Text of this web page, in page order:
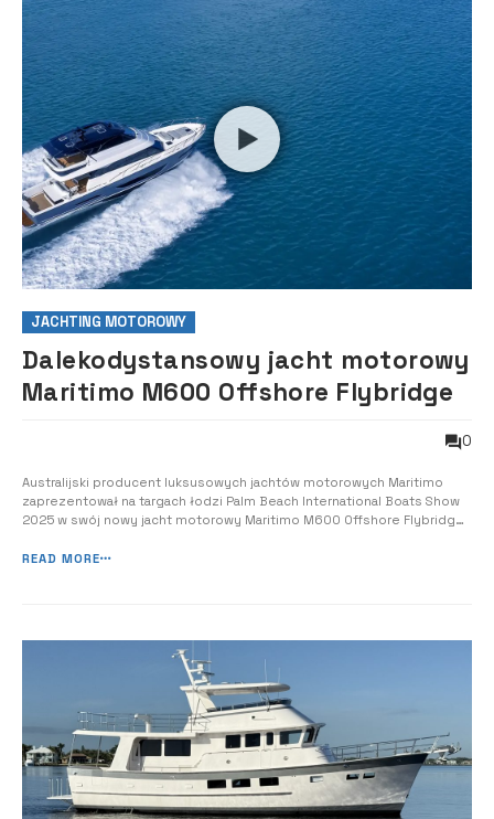
JACHTING MOTOROWY
Dalekodystansowy jacht motorowy
Maritimo M600 Offshore Flybridge
0
Australijski producent luksusowych jachtów motorowych Maritimo
zaprezentował na targach łodzi Palm Beach International Boats Show
2025 w swój nowy jacht motorowy Maritimo M600 Offshore Flybridge.
żeglarstwo dalekodystansowe wprowadzając na rynek jachty
READ MORE